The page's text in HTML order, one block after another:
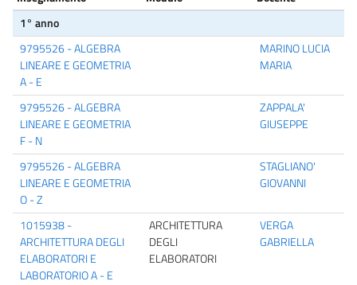
1° anno
9795526 - ALGEBRA
LINEARE E GEOMETRIA
A - E
MARINO LUCIA
MARIA
9795526 - ALGEBRA
LINEARE E GEOMETRIA
F - N
ZAPPALA'
GIUSEPPE
9795526 - ALGEBRA
LINEARE E GEOMETRIA
O - Z
STAGLIANO'
GIOVANNI
1015938 -
ARCHITETTURA DEGLI
ELABORATORI E
LABORATORIO A - E
ARCHITETTURA
DEGLI
ELABORATORI
VERGA
GABRIELLA